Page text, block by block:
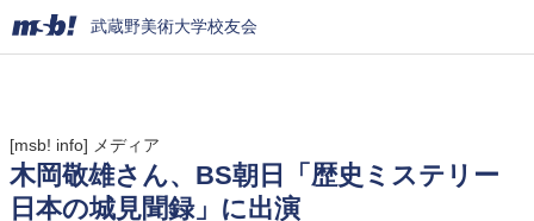
武蔵野美術大学校友会
[msb! info] メディア
木岡敬雄さん、BS朝日「歴史ミステリー
日本の城見聞録」に出演